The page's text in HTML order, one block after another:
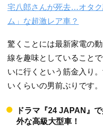
宅八郎さんが死去…オタ
ム」な超激レア車？
驚くことには最新家電の
線を趣味としていること
いに行くという筋金入り
いくらいの男前ぶりです。
ドラマ『24 JAPAN』
外な高級大型車！